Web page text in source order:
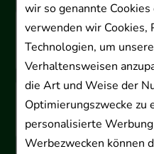
wir so genannte
verwenden wir Cookies,
Technologien, um
Verhaltensweisen
die Art und Weise der
Optimierungszwecke zu
personalisierte
Werbezwecken können